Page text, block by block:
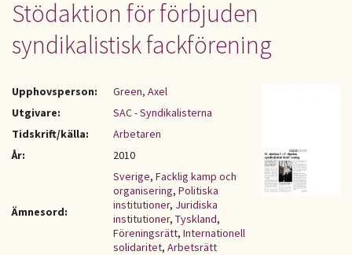
Stödaktion för förbjuden
syndikalistisk fackförening
Upphovsperson:
Green, Axel
Utgivare:
SAC - Syndikalisterna
Tidskrift/källa:
Arbetaren
År:
2010
Ämnesord:
Sverige, Facklig kamp och
organisering, Politiska
institutioner, Juridiska
institutioner, Tyskland,
Föreningsrätt, Internationell
solidaritet, Arbetsrätt